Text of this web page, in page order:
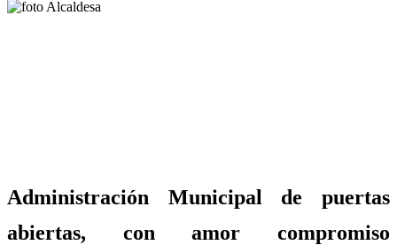
Administración Municipal de puertas
abiertas, con amor compromiso